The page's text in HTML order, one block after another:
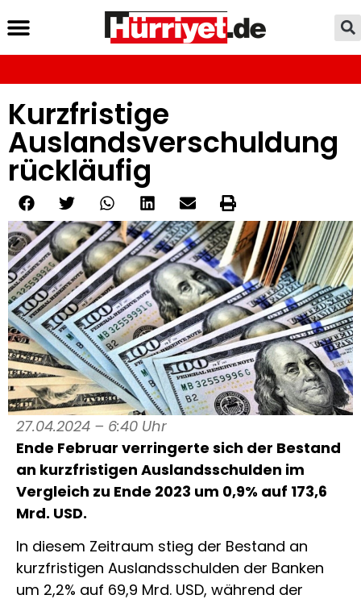
Kurzfristige
Auslandsverschuldung
rückläufig
27.04.2024 – 6:40 Uhr
Ende Februar verringerte sich der Bestand
an kurzfristigen Auslandsschulden im
Vergleich zu Ende 2023 um 0,9% auf 173,6
Mrd. USD.
In diesem Zeitraum stieg der Bestand an
kurzfristigen Auslandsschulden der Banken
um 2,2% auf 69,9 Mrd. USD, während der